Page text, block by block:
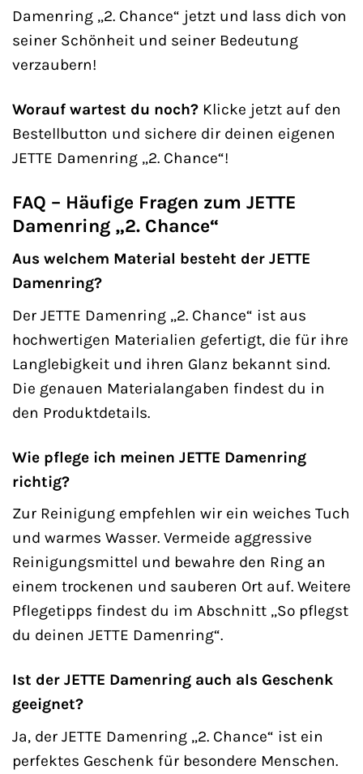
Damenring „2. Chance“ jetzt und lass dich von
seiner Schönheit und seiner Bedeutung
verzaubern!
Worauf wartest du noch? Klicke jetzt auf den
Bestellbutton und sichere dir deinen eigenen
JETTE Damenring „2. Chance“!
FAQ – Häufige Fragen zum JETTE
Damenring „2. Chance“
Aus welchem Material besteht der JETTE
Damenring?
Der JETTE Damenring „2. Chance“ ist aus
hochwertigen Materialien gefertigt, die für ihre
Langlebigkeit und ihren Glanz bekannt sind.
Die genauen Materialangaben findest du in
den Produktdetails.
Wie pflege ich meinen JETTE Damenring
richtig?
Zur Reinigung empfehlen wir ein weiches Tuch
und warmes Wasser. Vermeide aggressive
Reinigungsmittel und bewahre den Ring an
einem trockenen und sauberen Ort auf. Weitere
Pflegetipps findest du im Abschnitt „So pflegst
du deinen JETTE Damenring“.
Ist der JETTE Damenring auch als Geschenk
geeignet?
Ja, der JETTE Damenring „2. Chance“ ist ein
perfektes Geschenk für besondere Menschen.